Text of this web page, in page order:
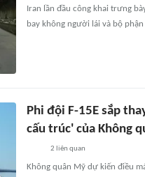
Iran lần đầu công khai trưng
bay không người lái và bộ
Phi đội F-15E sắp
cấu trúc' của Không
2 liên quan
Không quân Mỹ dự kiến điều